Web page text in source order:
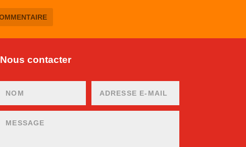
Nous contacter